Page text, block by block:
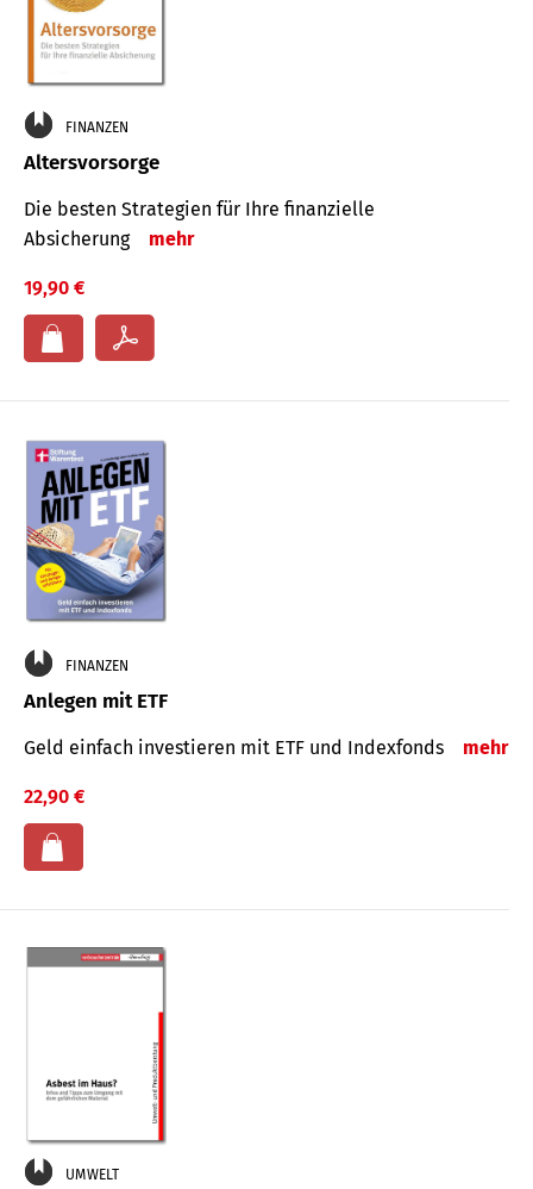
FINANZEN
Altersvorsorge
Die besten Strategien für Ihre finanzielle
Absicherung
mehr
19,90 €
FINANZEN
Anlegen mit ETF
Geld einfach investieren mit ETF und Indexfonds mehr
22,90 €
UMWELT